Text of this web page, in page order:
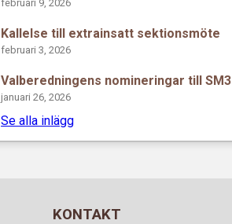
februari 9, 2026
Kallelse till extrainsatt sektionsmöte
februari 3, 2026
Valberedningens nomineringar till SM3
januari 26, 2026
Se alla inlägg
KONTAKT